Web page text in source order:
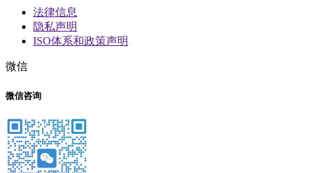
法律信息
隐私声明
ISO体系和政策声明
微信
微信咨询